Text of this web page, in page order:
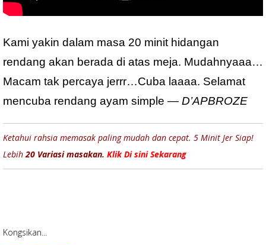
Kami yakin dalam masa 20 minit hidangan
rendang akan berada di atas meja. Mudahnyaaa…
Macam tak percaya jerrr…Cuba laaaa. Selamat
mencuba rendang ayam simple — D’APBROZE
Ketahui rahsia memasak paling mudah dan cepat. 5 Minit Jer Siap!
Lebih20 Variasi masakan. Klik Di sini Sekarang
Kongsikan...